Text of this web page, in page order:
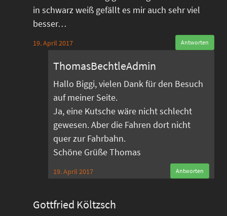
in schwarz weiß gefällt es mir auch sehr viel
besser…
19. April 2017 Antworten
ThomasBechtleAdmin
Hallo Biggi, vielen Dank für den Besuch
auf meiner Seite.
Ja, eine Kutsche wäre nicht schlecht
gewesen. Aber die Fahren dort nicht
quer zur Fahrbahn.
Schöne Grüße Thomas
19. April 2017 Antworten
Gottfried Költzsch